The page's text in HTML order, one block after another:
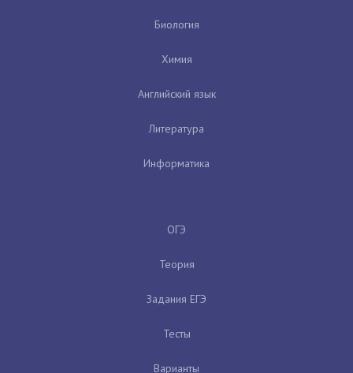
Биология
Химия
Английский язык
Литература
Информатика
ОГЭ
Теория
Задания ЕГЭ
Тесты
Варианты